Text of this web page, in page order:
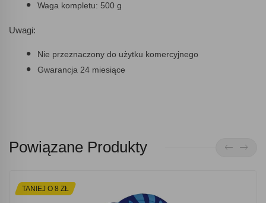
Waga kompletu: 500 g
Uwagi:
Nie przeznaczony do użytku komercyjnego
Gwarancja 24 miesiące
Powiązane Produkty
TANIEJ O 8 ZŁ